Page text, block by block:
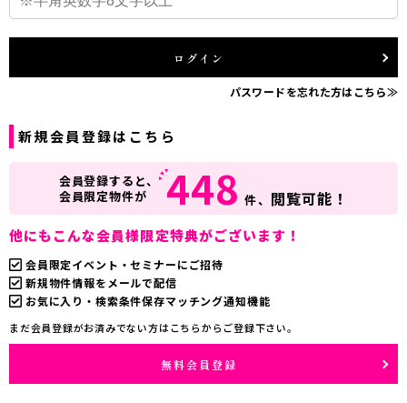
ログイン
パスワードを忘れた方はこちら≫
新規会員登録はこちら
会員登録すると、
会員限定物件が
448 件、 閲覧可能！
他にもこんな会員様限定特典がございます！
会員限定イベント・セミナーにご招待
新規物件情報をメールで配信
お気に入り・検索条件保存マッチング通知機能
まだ会員登録がお済みでない方はこちらからご登録下さい。
無料会員登録